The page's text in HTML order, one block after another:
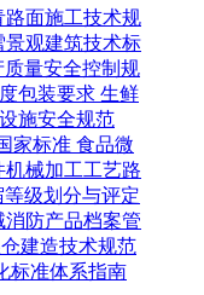
路面施工技术规
景观建筑技术标
质量安全控制规
包装要求 生鲜
施安全规范
家标准 食品微
机械加工工艺路
等级划分与评定
消防产品档案管
建造技术规范
标准体系指南